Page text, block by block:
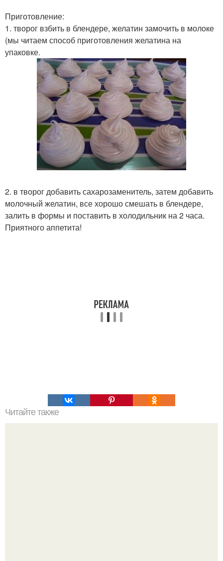
Приготовление:
1. творог взбить в блендере, желатин замочить в молоке
(мы читаем способ приготовления желатина на
упаковке.
2. в творог добавить сахарозаменитель, затем добавить
молочный желатин, все хорошо смешать в блендере,
залить в формы и поставить в холодильник на 2 часа.
Приятного аппетита!
Читайте также